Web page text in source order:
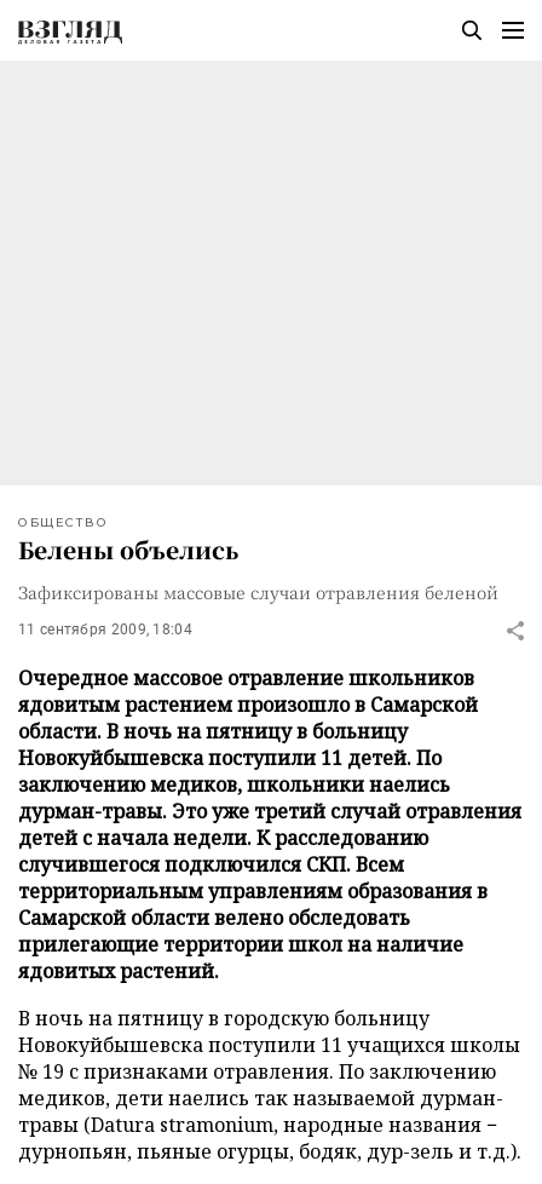
ОБЩЕСТВО
Белены объелись
Зафиксированы массовые случаи отравления беленой
11 сентября 2009, 18:04
Очередное массовое отравление школьников
ядовитым растением произошло в Самарской
области. В ночь на пятницу в больницу
Новокуйбышевска поступили 11 детей. По
заключению медиков, школьники наелись
дурман-травы. Это уже третий случай отравления
детей с начала недели. К расследованию
случившегося подключился СКП. Всем
территориальным управлениям образования в
Самарской области велено обследовать
прилегающие территории школ на наличие
ядовитых растений.
В ночь на пятницу в городскую больницу
Новокуйбышевска поступили 11 учащихся школы
№ 19 с признаками отравления. По заключению
медиков, дети наелись так называемой дурман-
травы (Datura stramonium, народные названия −
дурнопьян, пьяные огурцы, бодяк, дур-зель и т.д.).